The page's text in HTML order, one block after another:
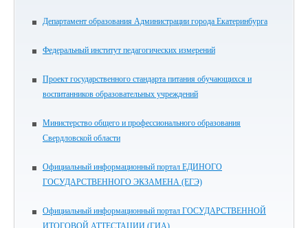
Департамент образования Администрации города Екатеринбурга
Федеральный институт педагогических измерений
Проект государственного стандарта питания обучающихся и
воспитанников образовательных учреждений
Министерство общего и профессионального образования
Свердловской области
Официальный информационный портал ЕДИНОГО
ГОСУДАРСТВЕННОГО ЭКЗАМЕНА (ЕГЭ)
Официальный информационный портал ГОСУДАРСТВЕННОЙ
ИТОГОВОЙ АТТЕСТАЦИИ (ГИА)